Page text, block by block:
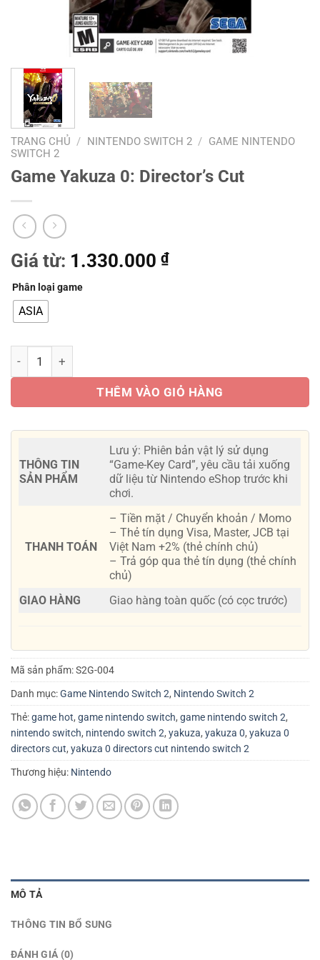
TRANG CHỦ / NINTENDO SWITCH 2 / GAME NINTENDO
SWITCH 2
Game Yakuza 0: Director’s Cut
Giá từ: 1.330.000 ₫
Phân loại game
ASIA
Game Yakuza 0: Director’s Cut số lượng
THÊM VÀO GIỎ HÀNG
THÔNG TIN
SẢN PHẨM
Lưu ý: Phiên bản vật lý sử dụng
“Game-Key Card”, yêu cầu tải xuống
dữ liệu từ Nintendo eShop trước khi
chơi.
THANH TOÁN
– Tiền mặt / Chuyển khoản / Momo
– Thẻ tín dụng Visa, Master, JCB tại
Việt Nam +2% (thẻ chính chủ)
– Trả góp qua thẻ tín dụng (thẻ chính
chủ)
GIAO HÀNG
Giao hàng toàn quốc (có cọc trước)
Mã sản phẩm:S2G-004
Danh mục:Game Nintendo Switch 2, Nintendo Switch 2
Thẻ:game hot, game nintendo switch, game nintendo switch 2,
nintendo switch, nintendo switch 2, yakuza, yakuza 0, yakuza 0
directors cut, yakuza 0 directors cut nintendo switch 2
Thương hiệu: Nintendo
MÔ TẢ
THÔNG TIN BỔ SUNG
ĐÁNH GIÁ (0)